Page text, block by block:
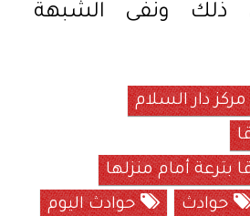
ذلك ونفى الشبهة
مركز دار السلام
أمام منزلها
حوادث
حوادث اليوم